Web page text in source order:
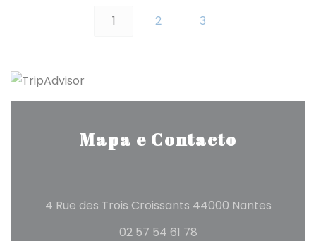
1 2 3
Mapa e Contacto
4 Rue des Trois Croissants 44000 Nantes((abre
02 57 54 61 78